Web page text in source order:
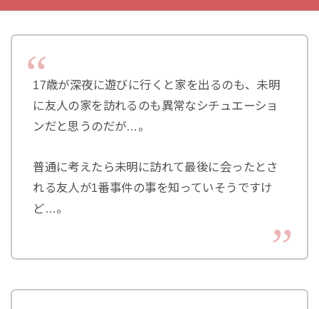
17歳が深夜に遊びに行くと家を出るのも、未明
に友人の家を訪れるのも異常なシチュエーショ
ンだと思うのだが…。
普通に考えたら未明に訪れて最後に会ったとさ
れる友人が1番事件の事を知っていそうですけ
ど…。